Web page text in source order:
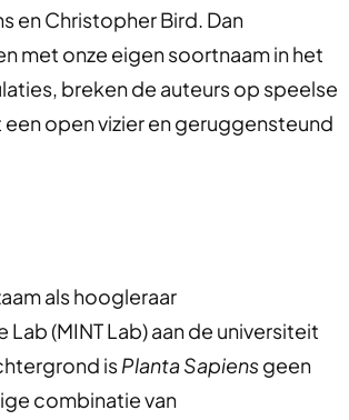
en Christopher Bird. Dan
met onze eigen soortnaam in het
breken de auteurs op speelse
open vizier en geruggensteund
als hoogleraar
(MINT Lab) aan de universiteit
isPlanta Sapiensgeen
combinatie van